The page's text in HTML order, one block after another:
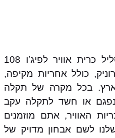
שירות שיפוץ / החלפת סליל כרית אוויר לפיג’ו 108
כולל אחריות מקיפה,
בכל מקרה של תקלה
או חשד לתקלה עקב
האוויר, אתם מוזמנים
לשם אבחון מדויק של